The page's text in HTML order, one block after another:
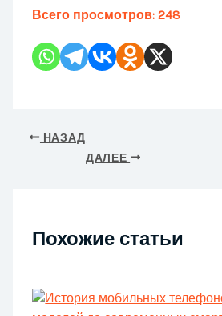
Всего просмотров: 248
НАЗАД
ДАЛЕЕ
Похожие статьи